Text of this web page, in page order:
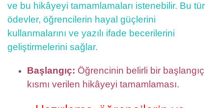
ve bu hikâyeyi tamamlamaları istenebilir. Bu tür
ödevler, öğrencilerin hayal güçlerini
kullanmalarını ve yazılı ifade becerilerini
geliştirmelerini sağlar.
Başlangıç: Öğrencinin belirli bir başlangıç
kısmı verilen hikâyeyi tamamlaması.